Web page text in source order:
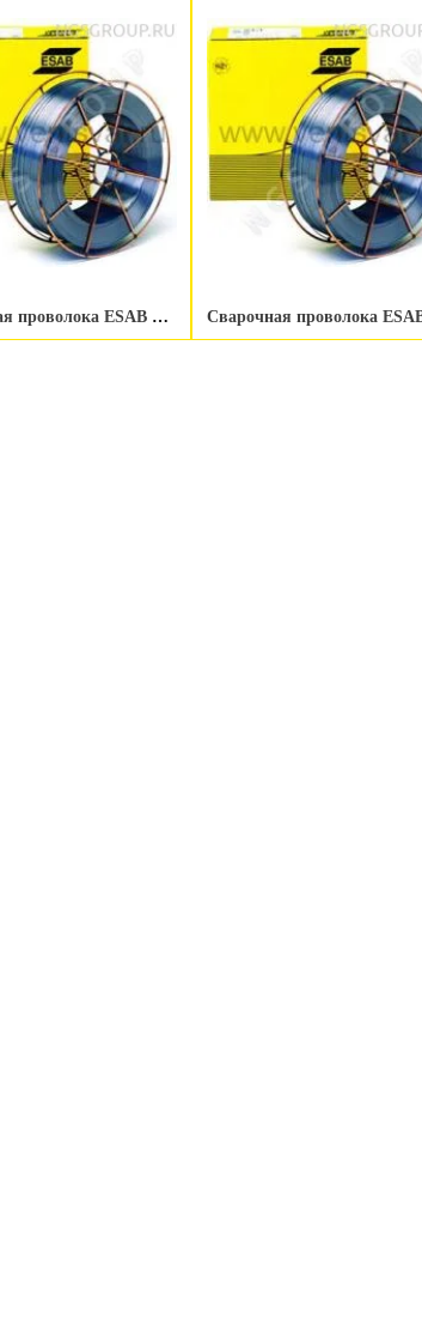
Сварочная проволока ESAB OK Autrod NiCrMo-3 1.2 мм